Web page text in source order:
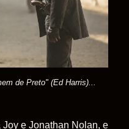
de Preto" (Ed Harris)...
e Jonathan Nolan, e